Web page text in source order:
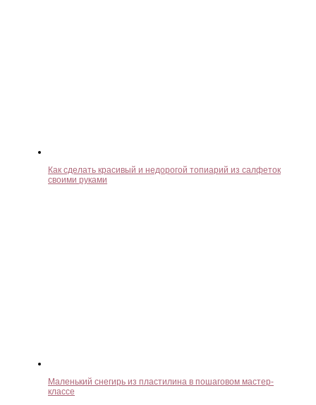
Как сделать красивый и недорогой топиарий из салфеток
своими руками
Маленький снегирь из пластилина в пошаговом мастер-
классе